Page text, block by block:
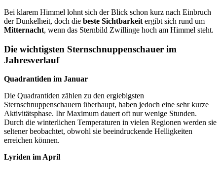
Bei klarem Himmel lohnt sich der Blick schon kurz nach Einbruch
der Dunkelheit, doch die beste Sichtbarkeit ergibt sich rund um
Mitternacht, wenn das Sternbild Zwillinge hoch am Himmel steht.
Die wichtigsten Sternschnuppenschauer im
Jahresverlauf
Quadrantiden im Januar
Die Quadrantiden zählen zu den ergiebigsten
Sternschnuppenschauern überhaupt, haben jedoch eine sehr kurze
Aktivitätsphase. Ihr Maximum dauert oft nur wenige Stunden.
Durch die winterlichen Temperaturen in vielen Regionen werden sie
seltener beobachtet, obwohl sie beeindruckende Helligkeiten
erreichen können.
Lyriden im April